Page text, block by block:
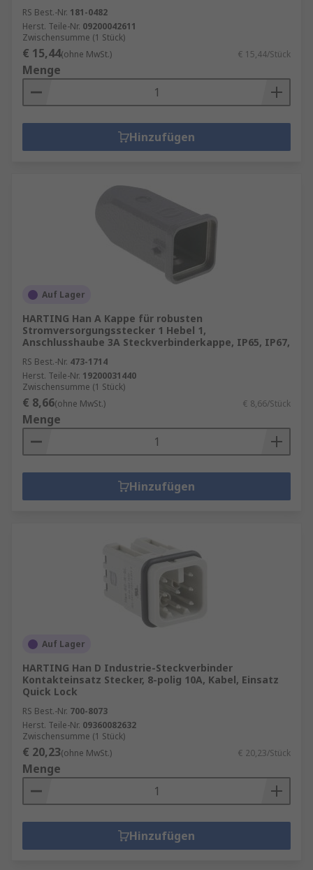
RS Best.-Nr. 181-0482
Herst. Teile-Nr. 09200042611
Zwischensumme (1 Stück)
€ 15,44(ohne MwSt.) € 15,44/Stück
Menge
Hinzufügen
Auf Lager
HARTING Han A Kappe für robusten
Stromversorgungsstecker 1 Hebel 1,
Anschlusshaube 3A Steckverbinderkappe, IP65, IP67,
RS Best.-Nr. 473-1714
Herst. Teile-Nr. 19200031440
Zwischensumme (1 Stück)
€ 8,66(ohne MwSt.) € 8,66/Stück
Menge
Hinzufügen
Auf Lager
HARTING Han D Industrie-Steckverbinder
Kontakteinsatz Stecker, 8-polig 10A, Kabel, Einsatz
Quick Lock
RS Best.-Nr. 700-8073
Herst. Teile-Nr. 09360082632
Zwischensumme (1 Stück)
€ 20,23(ohne MwSt.) € 20,23/Stück
Menge
Hinzufügen